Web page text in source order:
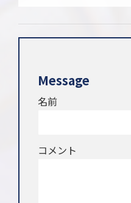
Message
名前
コメント